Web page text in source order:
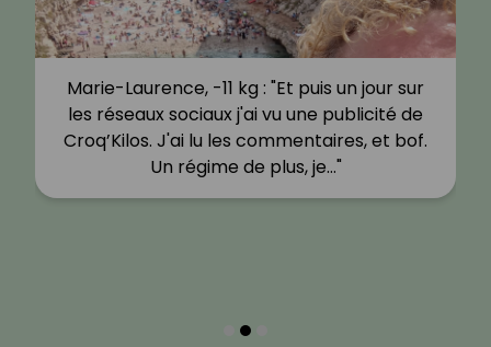
Marie-Laurence, -11 kg : "Et puis un jour sur
les réseaux sociaux j'ai vu une publicité de
Croq’Kilos. J'ai lu les commentaires, et bof.
Un régime de plus, je…"